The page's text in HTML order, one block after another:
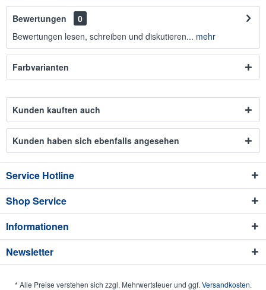
Bewertungen
0
Bewertungen lesen, schreiben und diskutieren... mehr
Farbvarianten
Kunden kauften auch
Kunden haben sich ebenfalls angesehen
Service Hotline
Shop Service
Informationen
Newsletter
* Alle Preise verstehen sich zzgl. Mehrwertsteuer und ggf. Versandkosten.